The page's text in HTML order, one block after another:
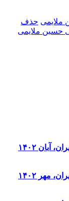
ملایمی حذف
حسین ملایمی
۱۴۰۲
مهر ۱۴۰۲